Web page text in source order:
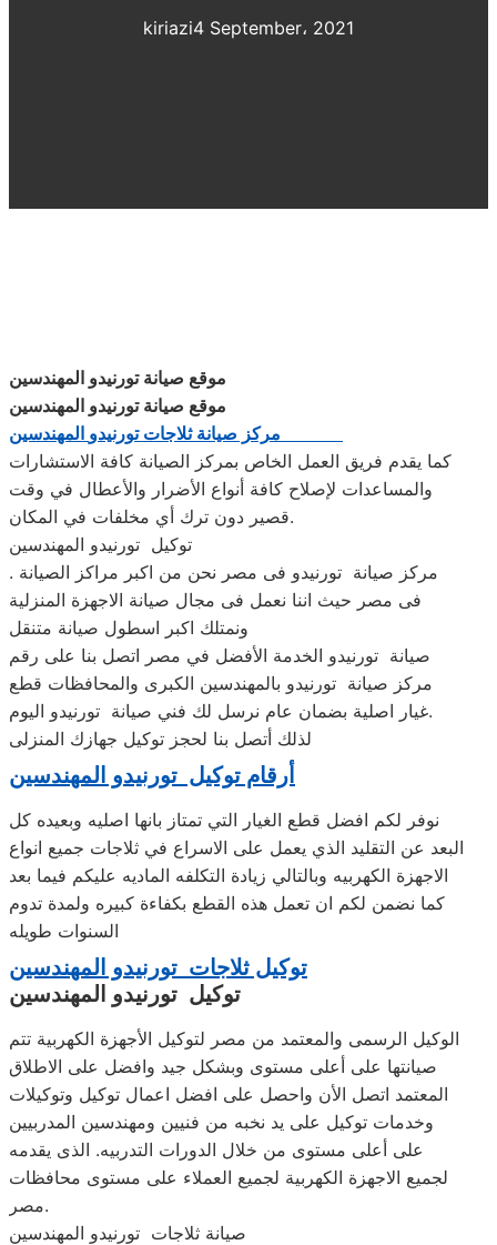
kiriazi4 September، 2021
موقع صيانة تورنيدو المهندسين
موقع صيانة تورنيدو المهندسين
مركز صيانة ثلاجاتتورنيدو المهندسين
كما يقدم فريق العمل الخاص بمركز الصيانة كافة الاستشارات
والمساعدات لإصلاح كافة أنواع الأضرار والأعطال في وقت
قصير دون ترك أي مخلفات في المكان.
توكيل تورنيدو المهندسين
. مركز صيانة تورنيدو فى مصر نحن من اكبر مراكز الصيانة
فى مصر حيث اننا نعمل فى مجال صيانة الاجهزة المنزلية
ونمتلك اكبر اسطول صيانة متنقل
صيانة تورنيدو الخدمة الأفضل في مصر اتصل بنا على رقم
مركز صيانة تورنيدو بالمهندسين الكبرى والمحافظات قطع
غيار اصلية بضمان عام نرسل لك فني صيانة تورنيدو اليوم.
لذلك أتصل بنا لحجز توكيل جهازك المنزلى
أرقام توكيل تورنيدو المهندسين
نوفر لكم افضل قطع الغيار التي تمتاز بانها اصليه وبعيده كل
البعد عن التقليد الذي يعمل على الاسراع في ثلاجات جميع انواع
الاجهزة الكهربيه وبالتالي زيادة التكلفه الماديه عليكم فيما بعد
كما نضمن لكم ان تعمل هذه القطع بكفاءة كبيره ولمدة تدوم
السنوات طويله
توكيل ثلاجات تورنيدو المهندسين
توكيل تورنيدو المهندسين
الوكيل الرسمى والمعتمد من مصر لتوكيل الأجهزة الكهربية تتم
صيانتها على أعلى مستوى وبشكل جيد وافضل على الاطلاق
المعتمد اتصل الأن واحصل على افضل اعمال توكيل وتوكيلات
وخدمات توكيل على يد نخبه من فنيين ومهندسين المدربيين
على أعلى مستوى من خلال الدورات التدربيه. الذى يقدمه
لجميع الاجهزة الكهربية لجميع العملاء على مستوى محافظات
مصر.
صيانة ثلاجات تورنيدو المهندسين